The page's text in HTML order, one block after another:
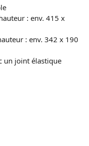
: env. 415 x
: env. 342 x 190
un joint élastique